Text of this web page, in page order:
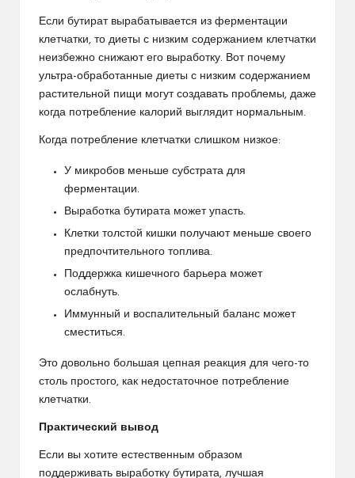
Если бутират вырабатывается из ферментации
клетчатки, то диеты с низким содержанием клетчатки
неизбежно снижают его выработку. Вот почему
ультра-обработанные диеты с низким содержанием
растительной пищи могут создавать проблемы, даже
когда потребление калорий выглядит нормальным.
Когда потребление клетчатки слишком низкое:
У микробов меньше субстрата для
ферментации.
Выработка бутирата может упасть.
Клетки толстой кишки получают меньше своего
предпочтительного топлива.
Поддержка кишечного барьера может
ослабнуть.
Иммунный и воспалительный баланс может
сместиться.
Это довольно большая цепная реакция для чего-то
столь простого, как недостаточное потребление
клетчатки.
Практический вывод
Если вы хотите естественным образом
поддерживать выработку бутирата, лучшая